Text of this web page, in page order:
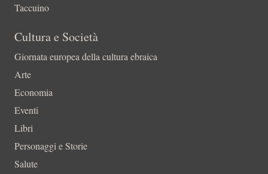
Taccuino
Cultura e Società
Giornata europea della cultura ebraica
Arte
Economia
Eventi
Libri
Personaggi e Storie
Salute